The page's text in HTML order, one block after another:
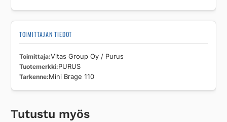
TOIMITTAJAN TIEDOT
Toimittaja Vitas Group Oy / Purus
Tuotemerkki PURUS
Tarkenne Mini Brage 110
Tutustu myös